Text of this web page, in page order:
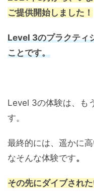
ご提供開始しました！
Level 3のプラクティ
ことです。
Level 3の体験は、も
す。
最終的には、遥かに
なそんな体験です。
その先にダイブされ